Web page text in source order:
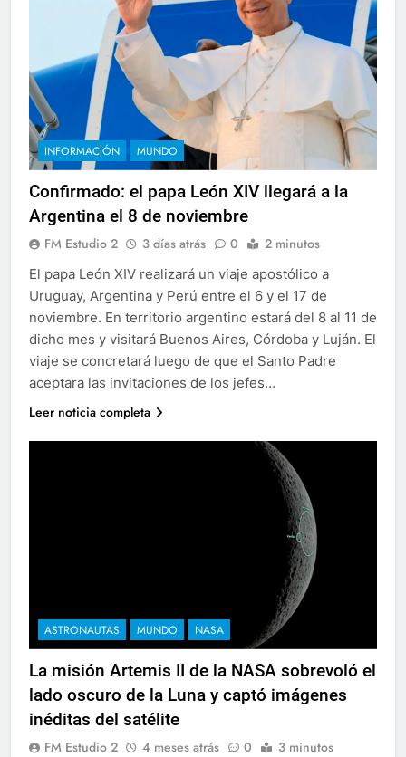
INFORMACIÓN MUNDO
Confirmado: el papa León XIV llegará a la
Argentina el 8 de noviembre
FM Estudio 2 3 días atrás 0 2 minutos
El papa León XIV realizará un viaje apostólico a
Uruguay, Argentina y Perú entre el 6 y el 17 de
noviembre. En territorio argentino estará del 8 al 11 de
dicho mes y visitará Buenos Aires, Córdoba y Luján. El
viaje se concretará luego de que el Santo Padre
aceptara las invitaciones de los jefes…
Leer noticia completa
ASTRONAUTAS MUNDO NASA
La misión Artemis II de la NASA sobrevoló el
lado oscuro de la Luna y captó imágenes
inéditas del satélite
FM Estudio 2 4 meses atrás 0 3 minutos